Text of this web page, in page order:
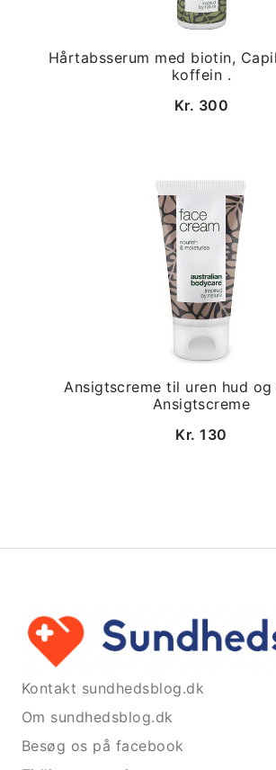
Hårtabsserum med biotin,
koffein .
Kr. 300
Ansigtscreme til uren hud og
Ansigtscreme
Kr. 130
Kontakt sundhedsblog.dk
Om sundhedsblog.dk
Besøg os på facebook